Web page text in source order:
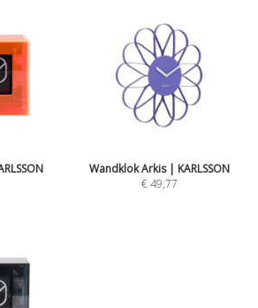
Wandklok Arkis | KARLSSON
€ 49,77